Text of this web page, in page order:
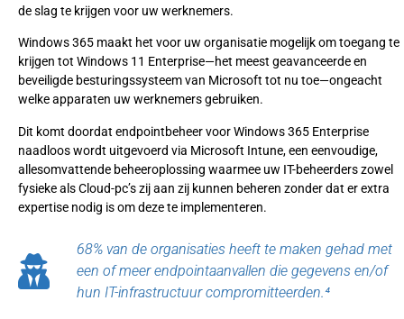
de slag te krijgen voor uw werknemers.
Windows 365 maakt het voor uw organisatie mogelijk om toegang te
krijgen tot Windows 11 Enterprise—het meest geavanceerde en
beveiligde besturingssysteem van Microsoft tot nu toe—ongeacht
welke apparaten uw werknemers gebruiken.
Dit komt doordat endpointbeheer voor Windows 365 Enterprise
naadloos wordt uitgevoerd via Microsoft Intune, een eenvoudige,
allesomvattende beheeroplossing waarmee uw IT-beheerders zowel
fysieke als Cloud-pc’s zij aan zij kunnen beheren zonder dat er extra
expertise nodig is om deze te implementeren.
68% van de organisaties heeft te maken gehad met
een of meer endpointaanvallen die gegevens en/of
hun IT-infrastructuur compromitteerden.⁴